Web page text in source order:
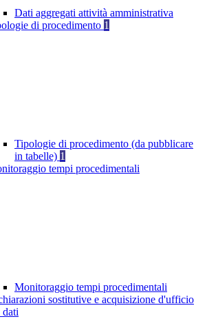
Dati aggregati attività amministrativa
di procedimento 1
Tipologie di procedimento (da pubblicare
in tabelle) 1
tempi procedimentali
Monitoraggio tempi procedimentali
sostitutive e acquisizione d'ufficio
dati